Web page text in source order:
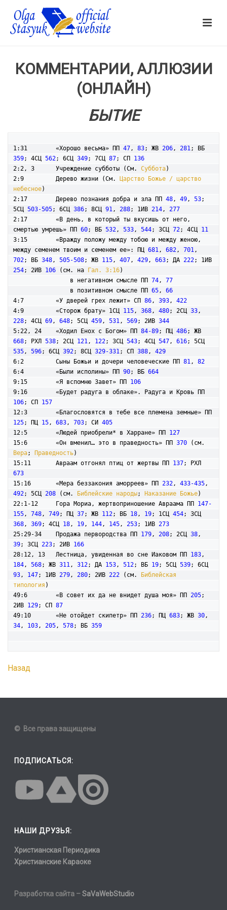
КОММЕНТАРИИ, АЛЛЮЗИИ
(ОНЛАЙН)
БЫТИЕ
1:31        «Хорошо весьма» ПП 47, 83; ЖВ 206, 281
359; 4СЦ 562; 6СЦ 349; 7СЦ 87; СП 136
2:2, 3      Учреждение субботы (См. Суббота)
2:9         Дерево жизни (См. Царство Божье / царство
небесное)
2:17        Дерево познания добра и зла ПП 48, 49, 53;
5СЦ 503-505; 6СЦ 386; 8СЦ 91, 288; 1ИВ 214, 277
2:17        «В день, в который ты вкусишь от него,
смертью умрешь» ПП 60; ВБ 532, 533, 544; 3СЦ 72; 4СЦ 11
3:15        «Вражду положу между тобою и между женою,
между семенем твоим и семенем ее»: ПЦ 681, 682, 701
702; ВБ 348, 505-508; ЖВ 115, 407, 429, 663; ДА 222
254; 2ИВ 106 (см. на Гал. 3:16)
            	в негативном смысле ПП
74, 77
            	в позитивном смысле ПП
65, 66
4:7         «У дверей грех лежит» СП 86, 393, 422
4:9         «Сторож брату» 1СЦ 115, 368, 480; 2СЦ 33
228; 4СЦ 69, 648; 5СЦ 459, 531, 569; 2ИВ 344
5:22, 24    «Ходил Енох с Богом» ПП 84-89; ПЦ 486
668; РХЛ 538; 2СЦ 121, 122; 3СЦ 543; 4СЦ 547, 616
535, 596; 6СЦ 392; 8СЦ 329-331; СП 388, 429
6:2         Сыны Божьи и дочери человеческие ПП 81, 82
6:4         «Были исполины» ПП 90; ВБ 664
9:15        «Я вспомню Завет» ПП 106
106; СП 157
125; ПЦ 15, 683, 703; СИ 405
12:5        «Людей приобрели* в Харране» ПП 127
15:6        «Он вменил… это в праведность» ПП 370
Вера; Праведность)
15:11       Авраам отгонял птиц от жертвы ПП 137
673
15:16       «Мера беззакония аморреев» ПП 232, 433-435
492; 5СЦ 208 (см. Библейские народы; Наказание Божье)
22:1-12     Гора Мориа, жертвоприношение Авраама ПП 147-
155, 748, 749; ПЦ 37; ЖВ 112; ВБ 18, 19; 1СЦ 454
368, 369; 4СЦ 18, 19, 144, 145, 253; 1ИВ 273
25:29-34    Продажа первородства ПП 179, 208; 2СЦ 38
39; 3СЦ 223; 2ИВ 166
28:12, 13   Лестница, увиденная во сне Иаковом ПП 183
184, 568; ЖВ 311, 312; ДА 153, 512; ВБ 19; 5СЦ 539
93, 147; 1ИВ 279, 280; 2ИВ 222 (см.
Библейская
типология )
49:6        «В совет их да не внидет душа моя» ПП 205;
2ИВ 129; СП 87
49:10       «Не отойдет скипетр» ПП 236; ПЦ 683; ЖВ 30
34, 103, 205, 578; ВБ 359
Назад
© Все права защищены
ПОДПИСАТЬСЯ:
НАШИ ДРУЗЬЯ:
Христианская Периодика
Христианские Караоке
Разработка сайта –SaVaWebStudio